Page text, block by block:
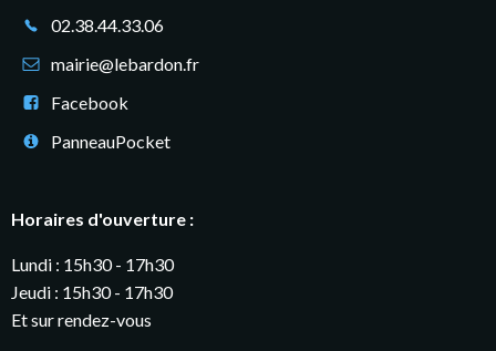
02.38.44.33.06
mairie@lebardon.fr
Facebook
PanneauPocket
Horaires d'ouverture :
Lundi : 15h30 - 17h30
Jeudi : 15h30 - 17h30
Et sur rendez-vous